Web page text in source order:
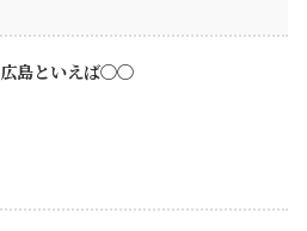
広島といえば〇〇